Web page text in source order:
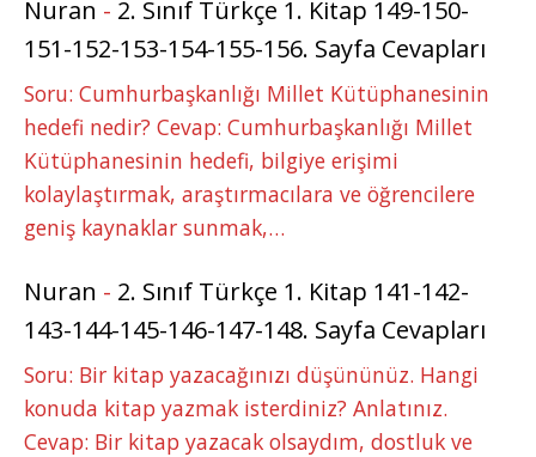
Nuran - 2. Sınıf Türkçe 1. Kitap 149-150-
151-152-153-154-155-156. Sayfa Cevapları
Soru: Cumhurbaşkanlığı Millet Kütüphanesinin
hedefi nedir? Cevap: Cumhurbaşkanlığı Millet
Kütüphanesinin hedefi, bilgiye erişimi
kolaylaştırmak, araştırmacılara ve öğrencilere
geniş kaynaklar sunmak,…
Nuran - 2. Sınıf Türkçe 1. Kitap 141-142-
143-144-145-146-147-148. Sayfa Cevapları
Soru: Bir kitap yazacağınızı düşününüz. Hangi
konuda kitap yazmak isterdiniz? Anlatınız.
Cevap: Bir kitap yazacak olsaydım, dostluk ve